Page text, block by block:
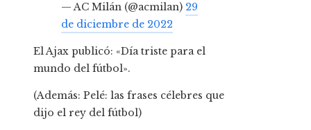
— AC Milán (@acmilan) 29
de diciembre de 2022
El Ajax publicó: «Día triste para el
mundo del fútbol».
(Además: Pelé: las frases célebres que
dijo el rey del fútbol)